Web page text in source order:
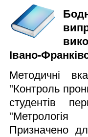
Івано-
Методичні
"Контроль
студентів
"Метрологія
Призначено